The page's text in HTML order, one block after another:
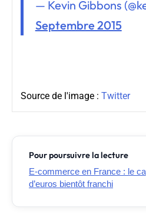
— Kevin Gibbons
Septembre 2015
Source de l'image : Twitter
Pour poursuivre la lecture
E-commerce en France : le
d’euros bientôt franchi